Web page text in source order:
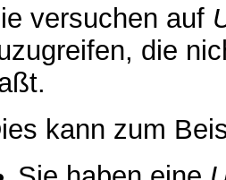
versuchen auf
die
kann zum